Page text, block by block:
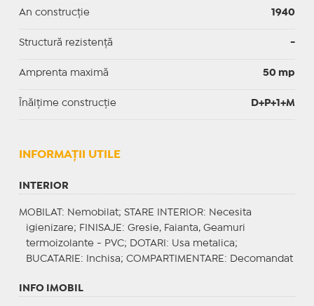
An construcție 1940
Structură rezistență -
Amprenta maximă 50 mp
Înălțime construcție D+P+1+M
INFORMAŢII UTILE
INTERIOR
MOBILAT : Nemobilat; STARE INTERIOR: Necesita
igienizare; FINISAJE : Gresie, Faianta, Geamuri
termoizolante - PVC;
DOTARI : Usa metalica;
BUCATARIE : Inchisa; COMPARTIMENTARE : Decomandat
INFO IMOBIL